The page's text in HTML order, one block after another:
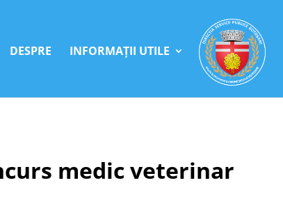
DESPRE INFORMAȚII UTILE
medic veterinar